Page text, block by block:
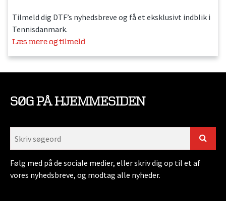
Tilmeld dig DTF’s nyhedsbreve og få et eksklusivt indblik i
Tennisdanmark.
Læs mere og tilmeld
SØG PÅ HJEMMESIDEN
Følg med på de sociale medier, eller skriv dig op til et af
vores nyhedsbreve, og modtag alle nyheder.